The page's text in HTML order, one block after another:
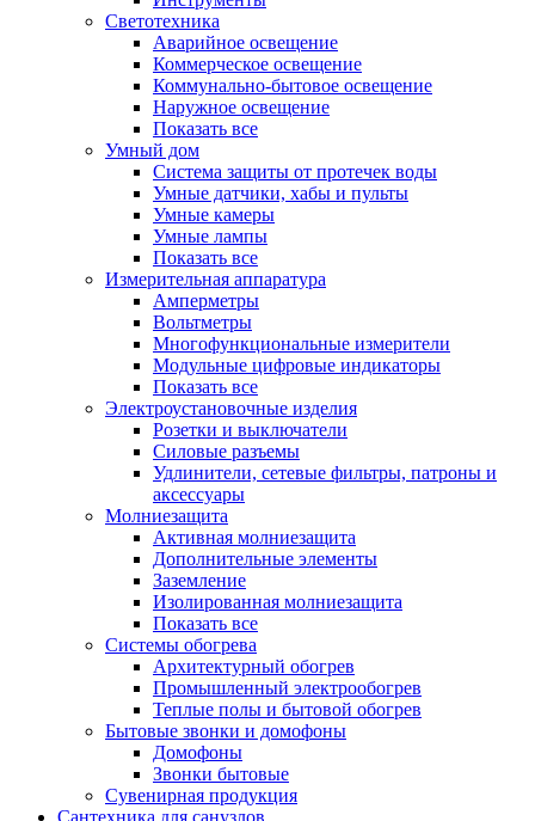
Светотехника
Аварийное освещение
Коммерческое освещение
Коммунально-бытовое освещение
Наружное освещение
Показать все
Умный дом
Система защиты от протечек воды
Умные датчики, хабы и пульты
Умные камеры
Умные лампы
Показать все
Измерительная аппаратура
Амперметры
Вольтметры
Многофункциональные измерители
Модульные цифровые индикаторы
Показать все
Электроустановочные изделия
Розетки и выключатели
Силовые разъемы
Удлинители, сетевые фильтры, патроны и
аксессуары
Молниезащита
Активная молниезащита
Дополнительные элементы
Заземление
Изолированная молниезащита
Показать все
Системы обогрева
Архитектурный обогрев
Промышленный электрообогрев
Теплые полы и бытовой обогрев
Бытовые звонки и домофоны
Домофоны
Звонки бытовые
Сувенирная продукция
Сантехника для санузлов